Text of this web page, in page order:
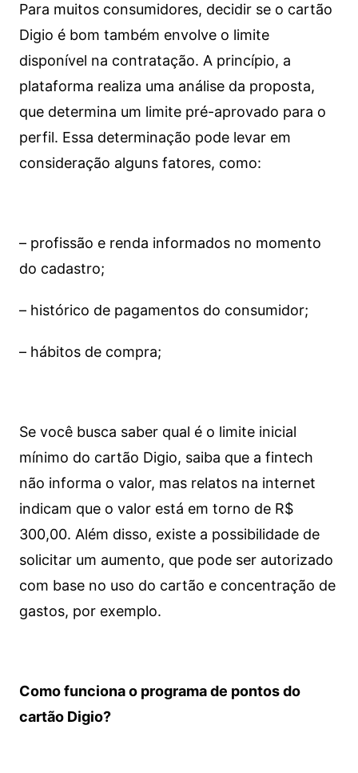
Para muitos consumidores, decidir se o cartão
Digio é bom também envolve o limite
disponível na contratação. A princípio, a
plataforma realiza uma análise da proposta,
que determina um limite pré-aprovado para o
perfil. Essa determinação pode levar em
consideração alguns fatores, como:
– profissão e renda informados no momento
do cadastro;
– histórico de pagamentos do consumidor;
– hábitos de compra;
Se você busca saber qual é o limite inicial
mínimo do cartão Digio, saiba que a fintech
não informa o valor, mas relatos na internet
indicam que o valor está em torno de R$
300,00. Além disso, existe a possibilidade de
solicitar um aumento, que pode ser autorizado
com base no uso do cartão e concentração de
gastos, por exemplo.
Como funciona o programa de pontos do
cartão Digio?